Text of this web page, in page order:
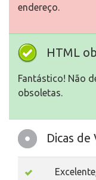
endereço.
HTML
Fantástico! Não
obsoletas.
Dicas de